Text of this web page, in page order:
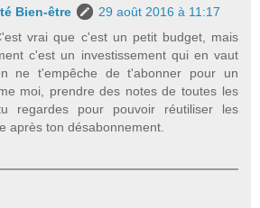
Bien-être
29 août 2016 à 11:17
vrai que c'est un petit budget, mais
c'est un investissement qui en vaut
ne t'empêche de t'abonner pour un
moi, prendre des notes de toutes les
regardes pour pouvoir réutiliser les
après ton désabonnement.